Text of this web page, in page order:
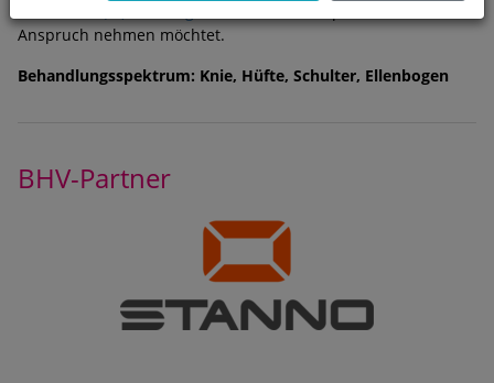
Anspruch nehmen möchtet.
Behandlungsspektrum: Knie, Hüfte, Schulter, Ellenbogen
BHV-Partner